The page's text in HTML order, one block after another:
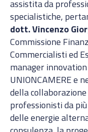
assistita da
specialistiche,
dott. Vincenzo
Commissione
Commercialisti ed
manager
UNIONCAMERE e
della
professionisti da
delle energie